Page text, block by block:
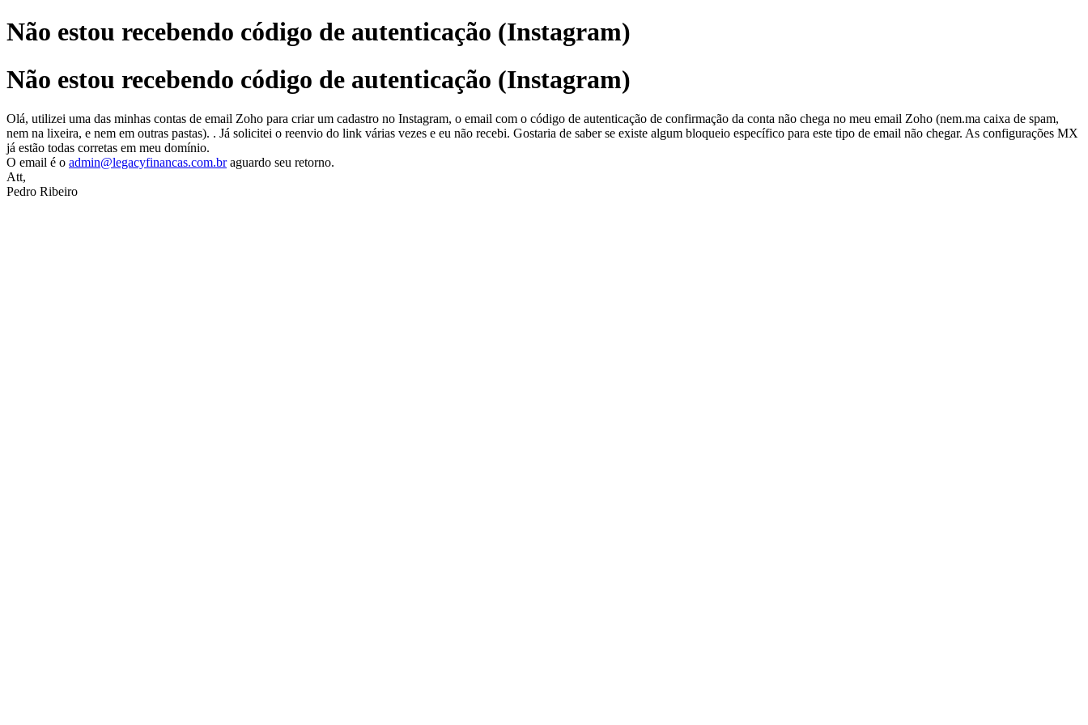
Não estou recebendo código de autenticação (Instagram)
Não estou recebendo código de autenticação (Instagram)
Olá, utilizei uma das minhas contas de email Zoho para criar um cadastro no Instagram, o email com o código de autenticação de confirmação da conta não chega no meu email Zoho (nem.ma caixa de spam,
nem na lixeira, e nem em outras pastas). . Já solicitei o reenvio do link várias vezes e eu não recebi. Gostaria de saber se existe algum bloqueio específico para este tipo de email não chegar. As configurações MX
já estão todas corretas em meu domínio.
O email é o admin@legacyfinancas.com.braguardo seu retorno.
Att,
Pedro Ribeiro